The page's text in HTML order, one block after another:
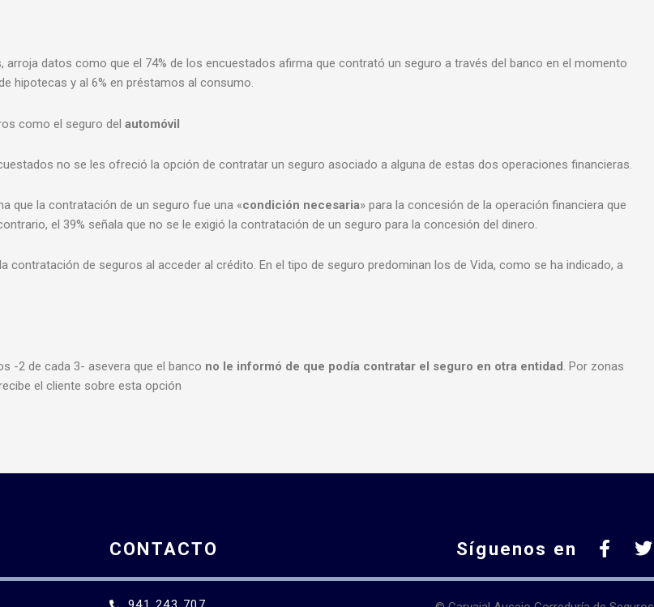
arroja datos como que el 74% de los encuestados afirma que contrató un seguro a través del banco en el momento
hipotecas y al 6% en préstamos al consumo.
como el seguro del automóvil
no se les ofreció la opción de contratar un seguro asociado a alguna de estas dos operaciones financieras.
que la contratación de un seguro fue una «condición necesaria» para la concesión de la operación financiera que
el 39% señala que no se le exigió la contratación de un seguro para la concesión del dinero.
contratación de seguros al acceder al crédito. En el tipo de seguro predominan los de Vida, como se ha indicado, a
-2 de cada 3- asevera que el banco no le informó de que podía contratar el seguro en otra entidad. Por zonas
el cliente sobre esta opción
CONTACTO Síguenos en